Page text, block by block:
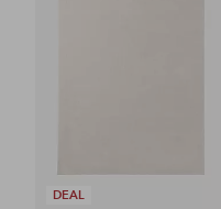
DEAL